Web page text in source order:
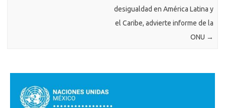
desigualdad en América Latina y
el Caribe, advierte informe de la
ONU →